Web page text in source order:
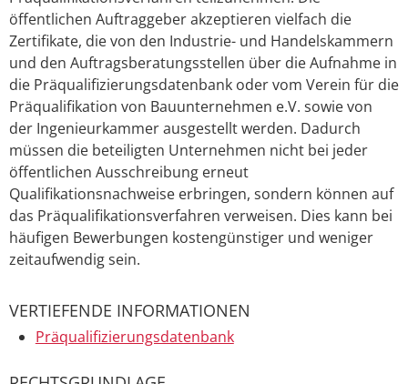
öffentlichen Auftraggeber akzeptieren vielfach die
Zertifikate, die von den Industrie- und Handelskammern
und den Auftragsberatungsstellen über die Aufnahme in
die Präqualifizierungsdatenbank oder vom Verein für die
Präqualifikation von Bauunternehmen e.V. sowie von
der Ingenieurkammer ausgestellt werden. Dadurch
müssen die beteiligten Unternehmen nicht bei jeder
öffentlichen Ausschreibung erneut
Qualifikationsnachweise erbringen, sondern können auf
das Präqualifikationsverfahren verweisen. Dies kann bei
häufigen Bewerbungen kostengünstiger und weniger
zeitaufwendig sein.
VERTIEFENDE INFORMATIONEN
Präqualifizierungsdatenbank